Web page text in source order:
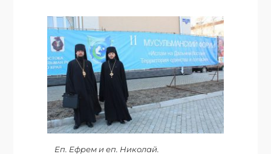
Еп. Ефрем и еп. Николай.